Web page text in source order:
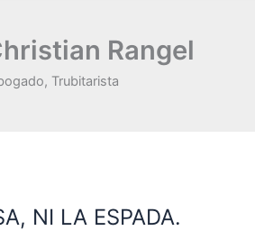
Rangel
Trubitarista
NI LA ESPADA.